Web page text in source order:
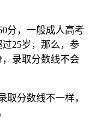
分，一般成人高考
25岁，那么，参
录取分数线不会
取分数线不一样，